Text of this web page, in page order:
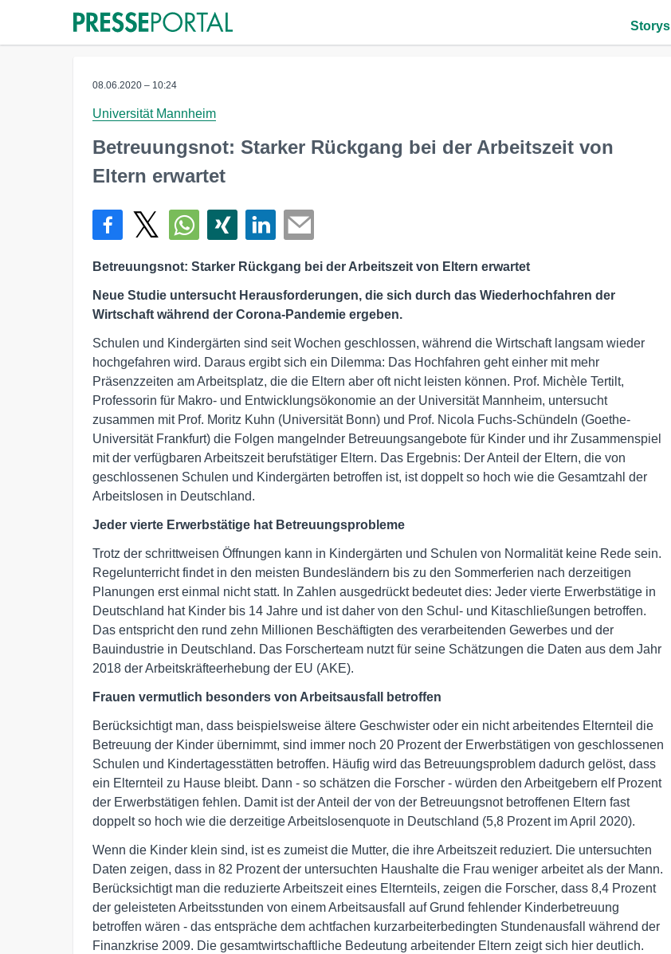
Storys
08.06.2020 – 10:24
Universität Mannheim
Betreuungsnot: Starker Rückgang bei der Arbeitszeit von
Eltern erwartet
Betreuungsnot: Starker Rückgang bei der Arbeitszeit von Eltern erwartet
Neue Studie untersucht Herausforderungen, die sich durch das Wiederhochfahren der
Wirtschaft während der Corona-Pandemie ergeben.
Schulen und Kindergärten sind seit Wochen geschlossen, während die Wirtschaft langsam wieder
hochgefahren wird. Daraus ergibt sich ein Dilemma: Das Hochfahren geht einher mit mehr
Präsenzzeiten am Arbeitsplatz, die die Eltern aber oft nicht leisten können. Prof. Michèle Tertilt,
Professorin für Makro- und Entwicklungsökonomie an der Universität Mannheim, untersucht
zusammen mit Prof. Moritz Kuhn (Universität Bonn) und Prof. Nicola Fuchs-Schündeln (Goethe-
Universität Frankfurt) die Folgen mangelnder Betreuungsangebote für Kinder und ihr Zusammenspiel
mit der verfügbaren Arbeitszeit berufstätiger Eltern. Das Ergebnis: Der Anteil der Eltern, die von
geschlossenen Schulen und Kindergärten betroffen ist, ist doppelt so hoch wie die Gesamtzahl der
Arbeitslosen in Deutschland.
Jeder vierte Erwerbstätige hat Betreuungsprobleme
Trotz der schrittweisen Öffnungen kann in Kindergärten und Schulen von Normalität keine Rede sein.
Regelunterricht findet in den meisten Bundesländern bis zu den Sommerferien nach derzeitigen
Planungen erst einmal nicht statt. In Zahlen ausgedrückt bedeutet dies: Jeder vierte Erwerbstätige in
Deutschland hat Kinder bis 14 Jahre und ist daher von den Schul- und Kitaschließungen betroffen.
Das entspricht den rund zehn Millionen Beschäftigten des verarbeitenden Gewerbes und der
Bauindustrie in Deutschland. Das Forscherteam nutzt für seine Schätzungen die Daten aus dem Jahr
2018 der Arbeitskräfteerhebung der EU (AKE).
Frauen vermutlich besonders von Arbeitsausfall betroffen
Berücksichtigt man, dass beispielsweise ältere Geschwister oder ein nicht arbeitendes Elternteil die
Betreuung der Kinder übernimmt, sind immer noch 20 Prozent der Erwerbstätigen von geschlossenen
Schulen und Kindertagesstätten betroffen. Häufig wird das Betreuungsproblem dadurch gelöst, dass
ein Elternteil zu Hause bleibt. Dann - so schätzen die Forscher - würden den Arbeitgebern elf Prozent
der Erwerbstätigen fehlen. Damit ist der Anteil der von der Betreuungsnot betroffenen Eltern fast
doppelt so hoch wie die derzeitige Arbeitslosenquote in Deutschland (5,8 Prozent im April 2020).
Wenn die Kinder klein sind, ist es zumeist die Mutter, die ihre Arbeitszeit reduziert. Die untersuchten
Daten zeigen, dass in 82 Prozent der untersuchten Haushalte die Frau weniger arbeitet als der Mann.
Berücksichtigt man die reduzierte Arbeitszeit eines Elternteils, zeigen die Forscher, dass 8,4 Prozent
der geleisteten Arbeitsstunden von einem Arbeitsausfall auf Grund fehlender Kinderbetreuung
betroffen wären - das entspräche dem achtfachen kurzarbeiterbedingten Stundenausfall während der
Finanzkrise 2009. Die gesamtwirtschaftliche Bedeutung arbeitender Eltern zeigt sich hier deutlich.